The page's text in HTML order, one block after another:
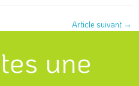
Article suivant →
une